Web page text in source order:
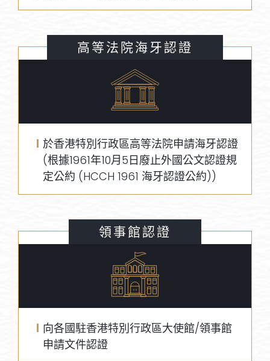
高等法院海牙認證
於香港特別行政區高等法院申請海牙認證
(根據1961年10月5日廢止外國公文認證規
定公約 (HCCH 1961 海牙認證公約))
領事館認證
向各國駐香港特別行政區大使館/領事館
申請文件認證